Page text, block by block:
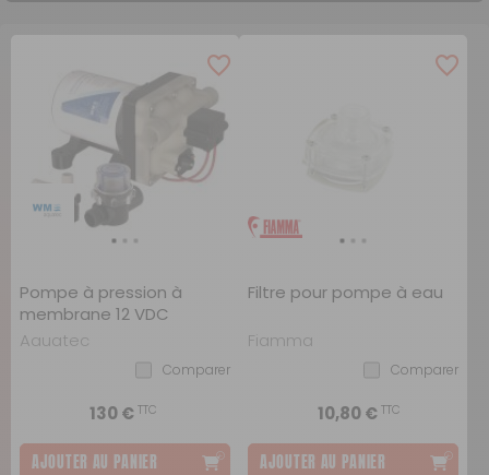
Pompe à pression à
membrane 12 VDC
Aquatec
Comparer
130 €TTC
AJOUTER AU PANIER
Filtre pour pompe à eau
Fiamma
Comparer
10,80 €TTC
AJOUTER AU PANIER